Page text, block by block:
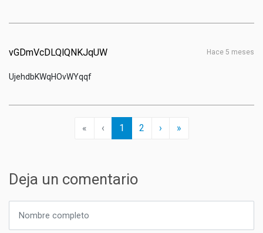
hace 5 meses
vGDmVcDLQlQNKJqUW
UjehdbKWqHOvWYqqf
«First‹Previous
1 (current)
2 ›Next
»Last
Deja un comentario